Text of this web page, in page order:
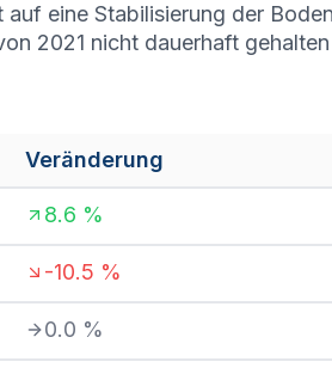
eine Stabilisierung der
2021 nicht dauerhaft gehalten
Veränderung
8.6 %
-10.5 %
0.0 %